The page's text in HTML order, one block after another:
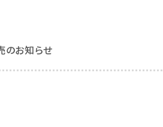
のお知らせ